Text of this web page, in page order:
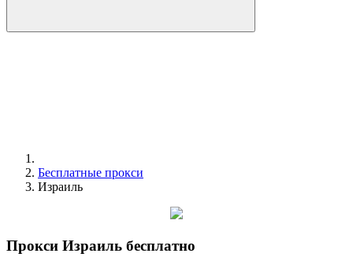
Бесплатные прокси
Израиль
Прокси Израиль бесплатно